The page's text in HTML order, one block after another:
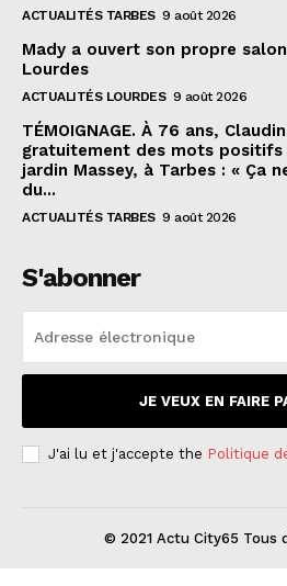
ACTUALITÉS TARBES 9 août 2026
Mady a ouvert son propre
Lourdes
ACTUALITÉS LOURDES 9 août 2026
TÉMOIGNAGE. À 76 ans,
gratuitement des mots positifs
jardin Massey, à Tarbes : « Ça
du...
ACTUALITÉS TARBES 9 août 2026
S'abonner
JE VEUX EN FAIRE
J'ai lu et j'accepte the Politique
© 2021 Actu City65 Tous